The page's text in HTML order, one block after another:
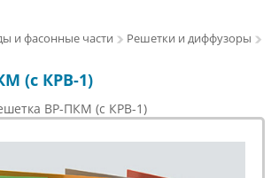
и фасонные части
Решетки и диффузоры
(с КРВ-1)
ВР-ПКМ (с КРВ-1)